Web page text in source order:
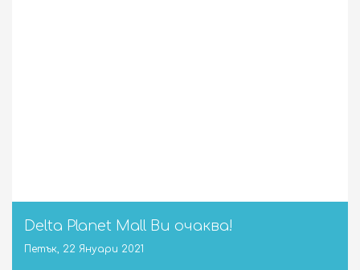
Delta Planet Mall Ви очаква!
Петък, 22 Януари 2021